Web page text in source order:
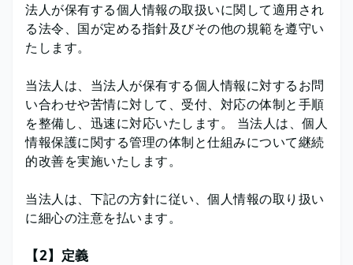
法人が保有する個人情報の取扱いに関して適用され
る法令、国が定める指針及びその他の規範を遵守い
たします。
当法人は、当法人が保有する個人情報に対するお問
い合わせや苦情に対して、受付、対応の体制と手順
を整備し、迅速に対応いたします。 当法人は、個人
情報保護に関する管理の体制と仕組みについて継続
的改善を実施いたします。
当法人は、下記の方針に従い、個人情報の取り扱い
に細心の注意を払います。
【2】定義